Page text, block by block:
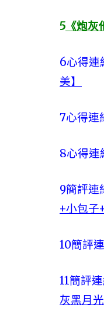
5 《炮
6心得連
美】
7心得連
8心得連
9簡評連
+小包子
10簡評
11簡評連
灰黑月光